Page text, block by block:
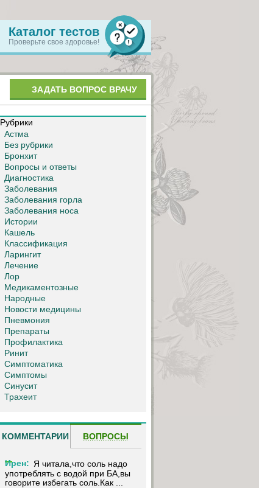
Каталог тестов
Проверьте свое здоровье!
ЗАДАТЬ ВОПРОС ВРАЧУ
Рубрики
Астма
Без рубрики
Бронхит
Вопросы и ответы
Диагностика
Заболевания
Заболевания горла
Заболевания носа
Истории
Кашель
Классификация
Ларингит
Лечение
Лор
Медикаментозные
Народные
Новости медицины
Пневмония
Препараты
Профилактика
Ринит
Симптоматика
Симптомы
Синусит
Трахеит
КОММЕНТАРИИ ВОПРОСЫ
Ирен: Я читала,что соль надо
употреблять с водой при БА,вы
говорите избегать соль.Как ...